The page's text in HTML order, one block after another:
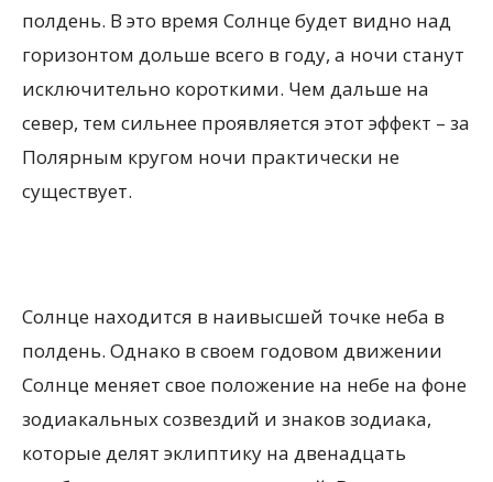
полдень. В это время Солнце будет видно над
горизонтом дольше всего в году, а ночи станут
исключительно короткими. Чем дальше на
север, тем сильнее проявляется этот эффект – за
Полярным кругом ночи практически не
существует.
Солнце находится в наивысшей точке неба в
полдень. Однако в своем годовом движении
Солнце меняет свое положение на небе на фоне
зодиакальных созвездий и знаков зодиака,
которые делят эклиптику на двенадцать